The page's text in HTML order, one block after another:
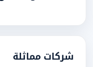
شركات مماثلة